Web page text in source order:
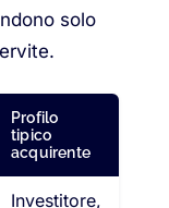
solo
Profilo
tipico
acquirente
Investitore,